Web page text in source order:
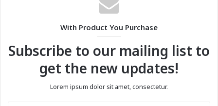
With Product You Purchase
Subscribe to our mailing list to
get the new updates!
Lorem ipsum dolor sit amet, consectetur.